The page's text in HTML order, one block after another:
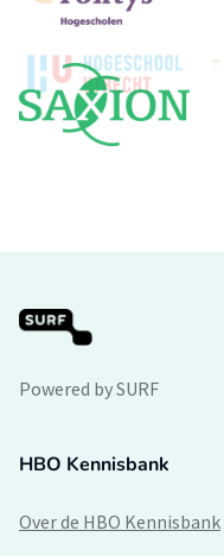
Powered by SURF
HBO Kennisbank
Over de HBO Kennisbank